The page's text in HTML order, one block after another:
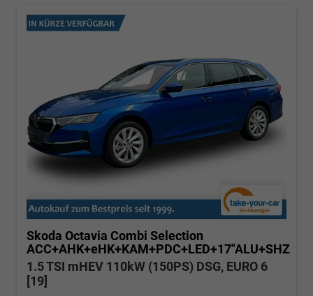
Skoda Octavia Combi Selection
ACC+AHK+eHK+KAM+PDC+LED+17"ALU+SHZ
1.5 TSI mHEV 110kW (150PS) DSG, EURO 6
[19]